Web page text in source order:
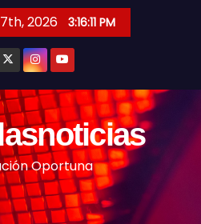
2026 3:16:13 PM
Oportuna